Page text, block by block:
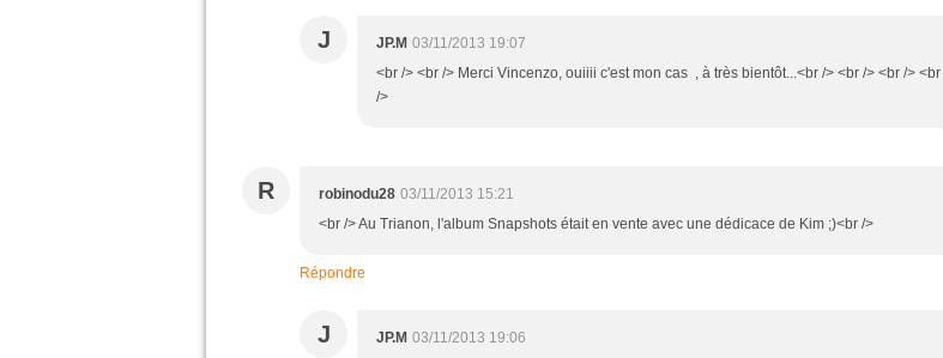
J JP.M 03/11/2013 19:07
<br /> <br /> Merci Vincenzo, ouiiii c'est mon cas , à très bientôt...<br /> <br /> <br /> <br
/>
R robinodu28 03/11/2013 15:21
<br /> Au Trianon, l'album Snapshots était en vente avec une dédicace de Kim ;)<br />
Répondre
J JP.M 03/11/2013 19:06